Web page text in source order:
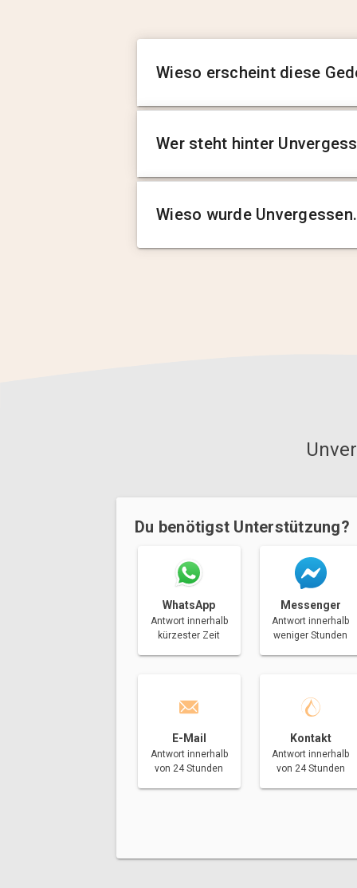
Wieso erscheint diese
Wer steht hinter
Wieso wurde
Du benötigst Unterstützung?
WhatsApp
Antwort innerhalb
kürzester Zeit
Messenger
Antwort innerhalb
weniger Stunden
E-Mail
Antwort innerhalb
von 24 Stunden
Kontakt
Antwort innerhalb
von 24 Stunden